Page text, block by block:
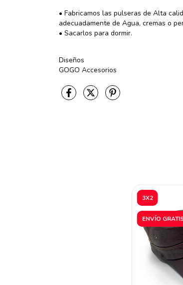
• Fabricamos las pulseras de Alta
adecuadamente de Agua, cremas o
• Sacarlos para dormir.
Diseños
GOGO Accesorios
3X2
ENVÍO